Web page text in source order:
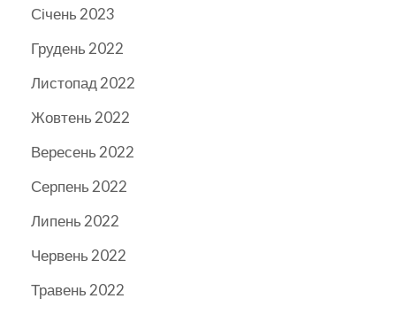
Січень 2023
Грудень 2022
Листопад 2022
Жовтень 2022
Вересень 2022
Серпень 2022
Липень 2022
Червень 2022
Травень 2022